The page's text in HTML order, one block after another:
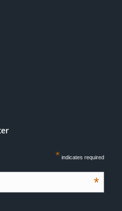
* indicates required
*